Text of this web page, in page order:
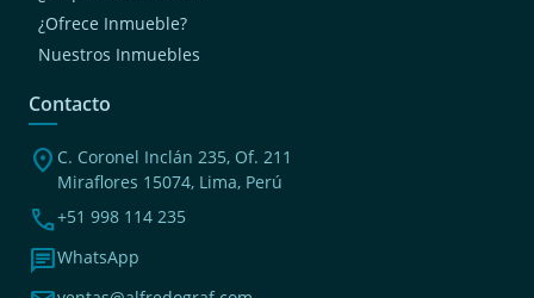
¿Ofrece Inmueble?
Nuestros Inmuebles
Contacto
location_on C. Coronel Inclán 235, Of. 211
Miraflores 15074, Lima, Perú
phone+51 998 114 235
chatWhatsApp